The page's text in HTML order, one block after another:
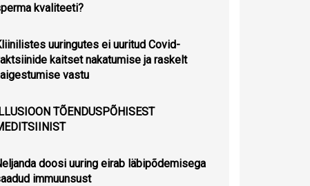
kvaliteeti?
uuringutes ei uuritud Covid-
kaitset nakatumise ja raskelt
vastu
TÕENDUSPÕHISEST
doosi uuring eirab läbipõdemisega
immuunsust